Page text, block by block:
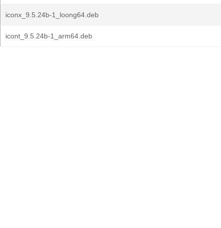
iconx_9.5.24b-1_loong64.deb
icont_9.5.24b-1_arm64.deb